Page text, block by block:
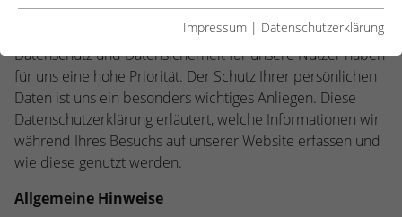
Wir, das SportBildungswerk Nordrhein-Westfalen e.V.,
freuen uns über Ihren Besuch unserer Website.
Datenschutz und Datensicherheit für unsere Nutzer haben
für uns eine hohe Priorität. Der Schutz Ihrer persönlichen
Daten ist uns ein besonders wichtiges Anliegen. Diese
Datenschutzerklärung erläutert, welche Informationen wir
während Ihres Besuchs auf unserer Website erfassen und
wie diese genutzt werden.
Allgemeine Hinweise
Essentielle Cookies werden für grundlegende Funktionen der
Webseite einwandfrei funktioniert.
Name cookie_optin
Anbieter TYPO3
Laufzeit
Cookie-Informationen anzeigen
Statistiken
Diese Gruppe beinhaltet alle Skripte für analytisches Tracking
und zugehörige Cookies. Es hilft uns die Nutzererfahrung der
Website zu verbessern.
Impressum | Datenschutzerklärung